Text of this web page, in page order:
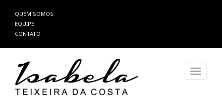
Pular
para
o
QUEM SOMOS
EQUIPE
CONTATO